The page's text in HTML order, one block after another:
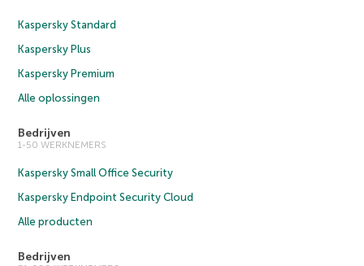
Kaspersky Standard
Kaspersky Plus
Kaspersky Premium
Alle oplossingen
Bedrijven
1-50 WERKNEMERS
Kaspersky Small Office Security
Kaspersky Endpoint Security Cloud
Alle producten
Bedrijven